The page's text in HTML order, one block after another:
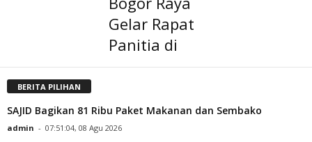
Gelar Rapat
Panitia di
BERITA PILIHAN
SAJID Bagikan 81 Ribu Paket Makanan dan Sembako
admin - 07:51:04, 08 Agu 2026